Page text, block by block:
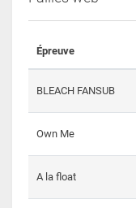
Épreuve
BLEACH FANSUB
Own Me
A la float